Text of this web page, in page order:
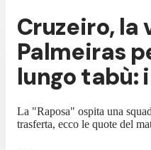
Cruzeiro,
Palmeiras
lungo tabù:
La "Raposa" ospita una
trasferta, ecco le quote del